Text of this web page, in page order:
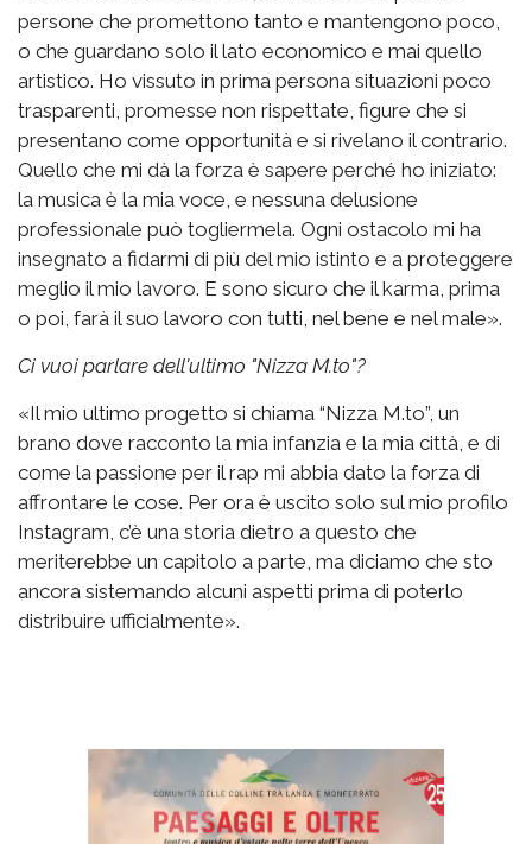
persone che promettono tanto e mantengono poco,
o che guardano solo il lato economico e mai quello
artistico. Ho vissuto in prima persona situazioni poco
trasparenti, promesse non rispettate, figure che si
presentano come opportunità e si rivelano il contrario.
Quello che mi dà la forza è sapere perché ho iniziato:
la musica è la mia voce, e nessuna delusione
professionale può togliermela. Ogni ostacolo mi ha
insegnato a fidarmi di più del mio istinto e a proteggere
meglio il mio lavoro. E sono sicuro che il karma, prima
o poi, farà il suo lavoro con tutti, nel bene e nel male».
Ci vuoi parlare dell'ultimo "Nizza M.to"?
«Il mio ultimo progetto si chiama “Nizza M.to”, un
brano dove racconto la mia infanzia e la mia città, e di
come la passione per il rap mi abbia dato la forza di
affrontare le cose. Per ora è uscito solo sul mio profilo
Instagram, c’è una storia dietro a questo che
meriterebbe un capitolo a parte, ma diciamo che sto
ancora sistemando alcuni aspetti prima di poterlo
distribuire ufficialmente».